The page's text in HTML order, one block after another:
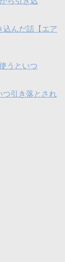
込んだ話【エア
つ引き落とされ